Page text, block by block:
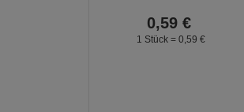
0,59 €
1 Stück = 0, 59 €